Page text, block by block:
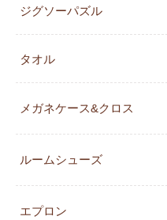
ジグソーパズル
タオル
メガネケース&クロス
ルームシューズ
エプロン